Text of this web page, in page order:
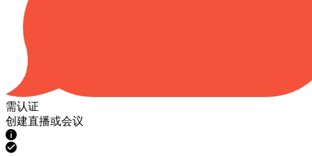
需认证
创建直播或会议